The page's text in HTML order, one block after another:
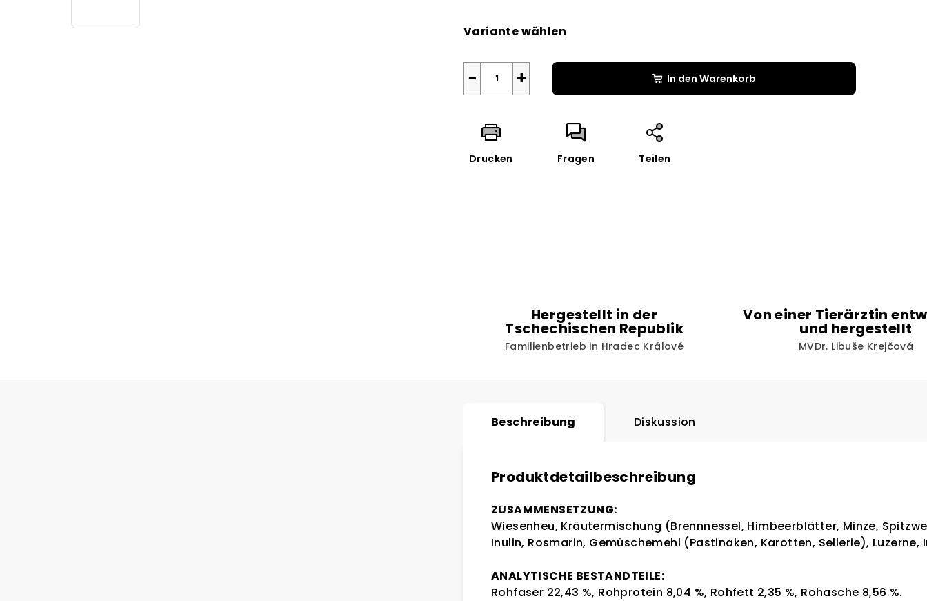
Variante wählen
+
− In den Warenkorb
Drucken Fragen Teilen
Hergestellt in der
Tschechischen Republik
Familienbetrieb in Hradec Králové
Von einer Tierärztin
und hergestellt
MVDr. Libuše Krejčová
Beschreibung Diskussion
Produktdetailbeschreibung
ZUSAMMENSETZUNG:
Wiesenheu, Kräutermischung (Brennnessel, Himbeerblätter, Minze,
Inulin, Rosmarin, Gemüschemehl (Pastinaken, Karotten, Sellerie),
ANALYTISCHE BESTANDTEILE:
Rohfaser 22,43 %, Rohprotein 8,04 %, Rohfett 2,35 %, Rohasche 8,56 %.